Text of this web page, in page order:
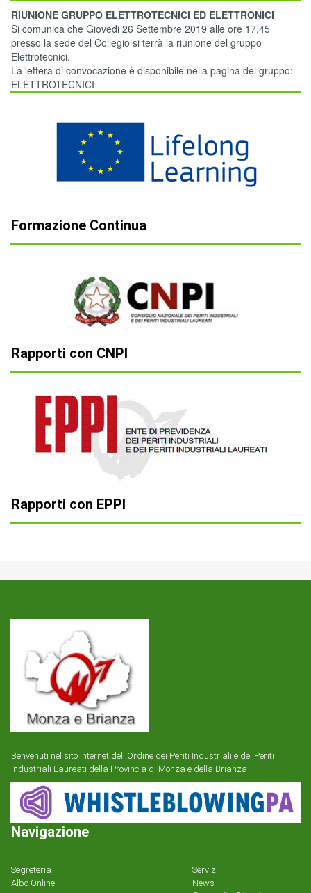
RIUNIONE GRUPPO ELETTROTECNICI ED ELETTRONICI
Si comunica che Giovedi 26 Settembre 2019 alle ore 17,45
presso la sede del Collegio si terrà la riunione del gruppo
Elettrotecnici.
La lettera di convocazione è disponibile nella pagina del gruppo:
ELETTROTECNICI
Formazione Continua
Rapporti con CNPI
Rapporti con EPPI
Benvenuti nel sito Internet dell'Ordine dei Periti Industriali e dei Periti
Industriali Laureati della Provincia di Monza e della Brianza
Navigazione
Segreteria
Albo Online
Servizi
News